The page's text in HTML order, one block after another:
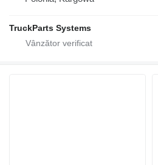
TruckParts Systems